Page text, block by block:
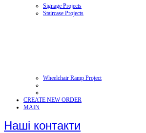
Signage Projects
Staircase Projects
Wheelchair Ramp Project
CREATE NEW ORDER
MAIN
Наші контакти